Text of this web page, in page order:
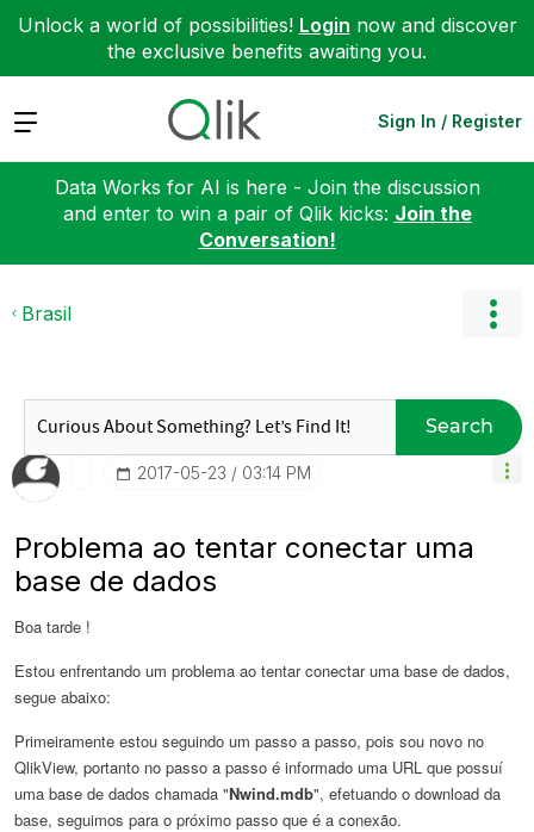
Unlock a world of possibilities! Login now and discover
the exclusive benefits awaiting you.
Expand Sign In / Register
Data Works for AI is here - Join the discussion
and enter to win a pair of Qlik kicks: Join the
Conversation!
Brasil
Search
‎2017-05-23 03:14 PM
Problema ao tentar conectar uma
base de dados
Boa tarde !
Estou enfrentando um problema ao tentar conectar uma base de dados,
segue abaixo:
Primeiramente estou seguindo um passo a passo, pois sou novo no
QlikView, portanto no passo a passo é informado uma URL que possuí
uma base de dados chamada "Nwind.mdb", efetuando o download da
base, seguimos para o próximo passo que é a conexão.